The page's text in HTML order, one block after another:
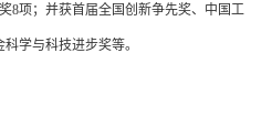
8项；并获首届全国创新争先奖、中国工
学与科技进步奖等。